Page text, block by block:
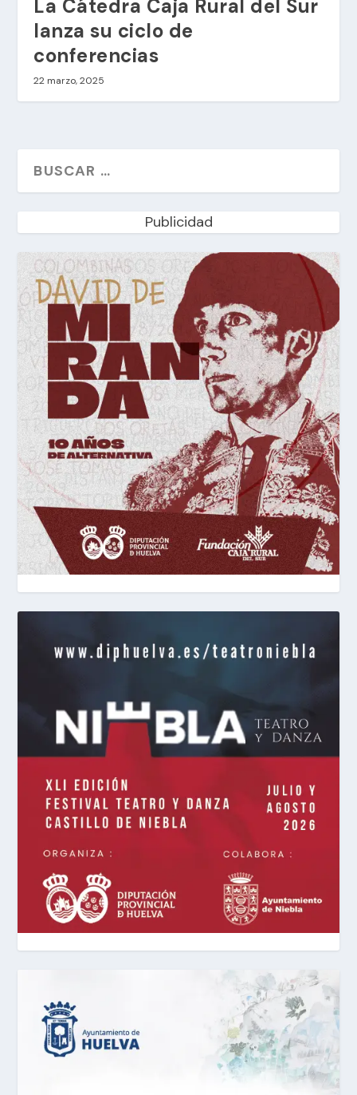
La Cátedra Caja Rural del Sur
lanza su ciclo de
conferencias
22 marzo, 2025
Publicidad